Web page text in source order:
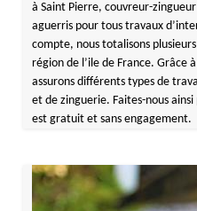
à Saint Pierre, couvreur-
aguerris pour tous travaux
compte, nous totalisons
région de l’ile de France. Grâce
assurons différents types de
et de zinguerie. Faites-nous
est gratuit et sans engagement.